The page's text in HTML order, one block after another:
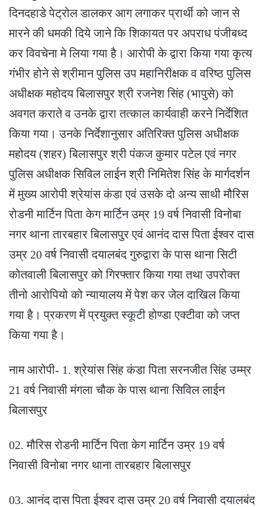
दिनदहाडे पेट्रोल डालकर आग लगाकर प्रार्थी को जान से
मारने की धमकी दिये जाने कि शिकायत पर अपराध पंजीबध्द
कर विवचेना मे लिया गया है। आरोपी के द्वारा किया गया कृत्य
गंभीर होने से श्रीमान पुलिस उप महानिरीक्षक व वरिष्ठ पुलिस
अधीक्षक महोदय बिलासपुर श्री रजनेश सिंह (भापुसे) को
अवगत कराते व उनके द्वारा तत्काल कार्यवाही करने निर्देशित
किया गया। उनके निर्देशानुसार अतिरिक्त पुलिस अधीक्षक
महोदय (शहर) बिलासपुर श्री पंकज कुमार पटेल एवं नगर
पुलिस अधीक्षक सिविल लाईन श्री निमितेश सिंह के मार्गदर्शन
में मुख्य आरोपी श्रेयांस कंडा एवं उसके दो अन्य साथी मौरिस
रोडनी मार्टिन पिता केग मार्टिन उम्र 19 वर्ष निवासी विनोबा
नगर थाना तारबहार बिलासपुर एवं आनंद दास पिता ईश्वर दास
उम्र 20 वर्ष निवासी दयालबंद गुरुद्वारा के पास थाना सिटी
कोतवाली बिलासपुर को गिरफ्तार किया गया तथा उपरोक्त
तीनो आरोपियो को न्यायालय में पेश कर जेल दाखिल किया
गया है। प्रकरण में प्रयुक्त स्कूटी होण्डा एक्टीवा को जप्त
किया गया है।
नाम आरोपी- 1. श्रेयांस सिंह कंडा पिता सरनजीत सिंह उम्म्र
21 वर्ष निवासी मंगला चौक के पास थाना सिविल लाईन
बिलासपुर
02. मौरिस रोडनी मार्टिन पिता केग मार्टिन उम्र 19 वर्ष
निवासी विनोबा नगर थाना तारबहार बिलासपुर
03. आनंद दास पिता ईश्वर दास उम्र 20 वर्ष निवासी दयालबंद